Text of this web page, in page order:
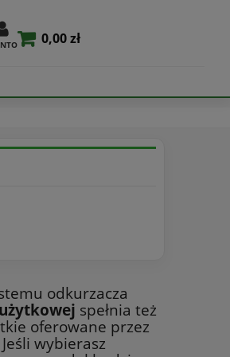
0,00 zł
odkurzacza
użytkowej spełnia też
oferowane przez
wybierasz